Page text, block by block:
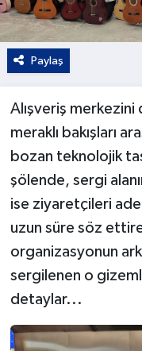
Paylaş
Alışveriş
meraklı bakışları
bozan teknolojik
şölende, sergi
ise ziyaretçileri
uzun süre söz
organizasyonun
sergilenen o
detaylar...